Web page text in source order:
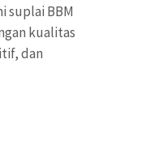
suplai BBM
kualitas
dan